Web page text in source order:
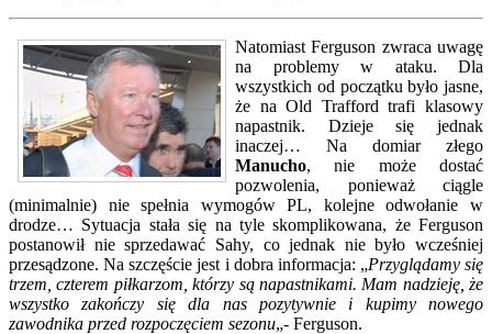
Natomiast Ferguson zwraca uwagę
na problemy w ataku. Dla
wszystkich od początku było jasne,
że na Old Trafford trafi klasowy
napastnik. Dzieje się jednak
inaczej… Na domiar złego
Manucho, nie może dostać
pozwolenia, ponieważ ciągle
(minimalnie) nie spełnia wymogów PL, kolejne odwołanie w
drodze… Sytuacja stała się na tyle skomplikowana, że Ferguson
postanowił nie sprzedawać Sahy, co jednak nie było wcześniej
przesądzone. Na szczęście jest i dobra informacja: „Przyglądamy się
trzem, czterem piłkarzom, którzy są napastnikami. Mam nadzieję, że
wszystko zakończy się dla nas pozytywnie i kupimy nowego
zawodnika przed rozpoczęciem sezonu„- Ferguson.